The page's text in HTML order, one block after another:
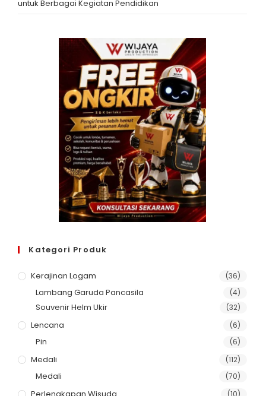
untuk Berbagai Kegiatan Pendidikan
Kategori Produk
Kerajinan Logam (36)
Lambang Garuda Pancasila (4)
Souvenir Helm Ukir (32)
Lencana (6)
Pin (6)
Medali (112)
Medali (70)
Perlengkapan Wisuda (10)